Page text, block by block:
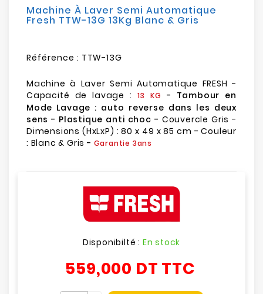
Machine À Laver Semi Automatique
Fresh TTW-13G 13Kg Blanc & Gris
Référence : TTW-13G
Machine à Laver Semi Automatique FRESH -
Capacité de lavage :13 KG
- Tambour en
Mode Lavage : auto reverse dans les deux
sens - Plastique anti choc - Couvercle Gris -
Dimensions (HxLxP) : 80 x 49 x 85 cm - Couleur
: Blanc & Gris - Garantie 3ans
Disponibilté : En stock
559,000 DT TTC